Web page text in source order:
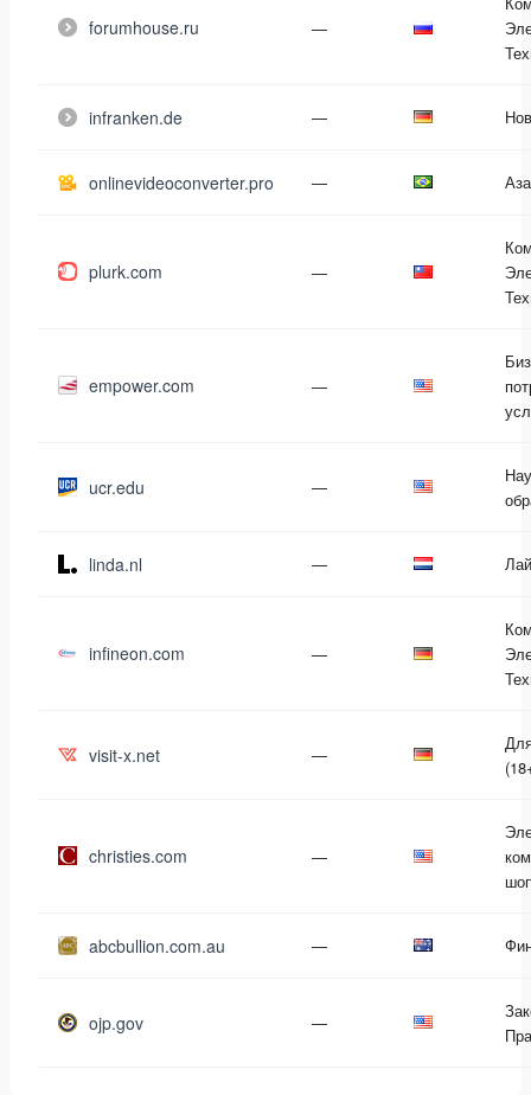
forumhouse.ru —
infranken.de —
onlinevideoconverter.pro —
plurk.com —
empower.com —
ucr.edu —
linda.nl —
infineon.com —
visit-x.net —
christies.com —
abcbullion.com.au —
ojp.gov —